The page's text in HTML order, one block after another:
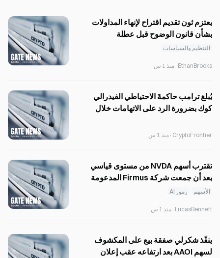
يعتزم ثون تقديم اقتراح لإنهاء المداولات
بشأن قانون الوضوح قبل عطلة
أغسطس.
التنظيم والسياسات
EthanBrooks
· منذ 1 س
يُبلغ ترامب حاكمةَ الاحتياطي الفيدرالي
كوك بضرورة الرد على الاتهامات خلال
CryptoFrontier
· منذ 1 س
تقترب أسهم NVDA من مستوى قياسي
بعد أن جمعت شركة Firmus المدعومة
من Nvidia ملياري دولار
الأسهم رموز AI
LucasBennett
· منذ 1 س
ينفّذ شكرلي صفقة بيع على المكشوف
لسهم AAOI بعد ارتفاعه عقب إعلان